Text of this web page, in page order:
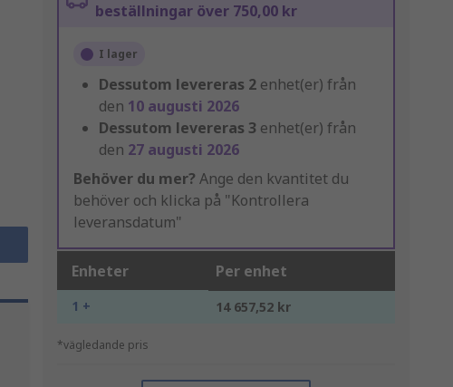
beställningar över 750,00 kr
I lager
Dessutom levereras 2 enhet(er) från
den 10 augusti 2026
Dessutom levereras 3 enhet(er) från
den 27 augusti 2026
Behöver du mer? Ange den kvantitet du
behöver och klicka på "Kontrollera
leveransdatum"
Enheter Per enhet
1 + 14 657,52 kr
*vägledande pris